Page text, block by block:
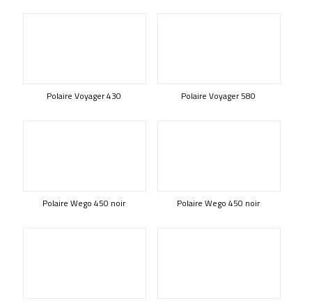
Polaire Voyager 430 Polaire Voyager 580
Polaire Wego 450 noir Polaire Wego 450 noir